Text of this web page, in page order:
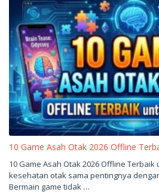
10 Game Asah Otak 2026 Offline
Mei
25,
2026
10 Game Asah Otak 2026 Offline
kesehatan otak sama pentingnya
Bermain game tidak …